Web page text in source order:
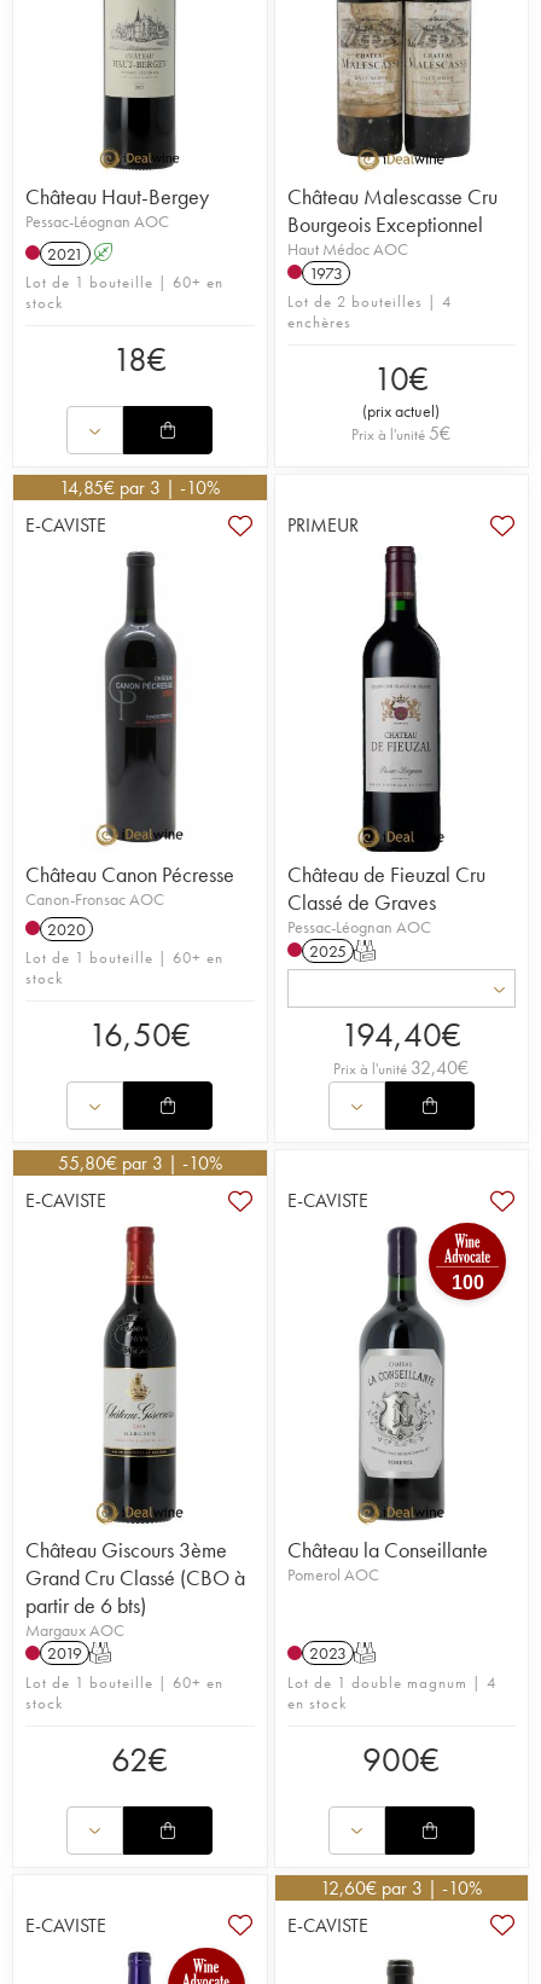
Château Haut-Bergey
Pessac-Léognan AOC
2021
A
Lot de 1 bouteille | 60+ en
stock
18€
Château Malescasse Cru
Bourgeois Exceptionnel
Haut Médoc AOC
1973
Lot de 2 bouteilles | 4
enchères
10€
(prix actuel)
Prix à l'unité 5€
14,85€ par 3 | -10%
E-CAVISTE
Château Canon Pécresse
Canon-Fronsac AOC
2020
Lot de 1 bouteille | 60+ en
stock
16,50€
PRIMEUR
Château de Fieuzal Cru
Classé de Graves
Pessac-Léognan AOC
2025 T
194,40€
Prix à l'unité 32,40€
55,80€ par 3 | -10%
E-CAVISTE
Château Giscours 3ème
Grand Cru Classé (CBO à
partir de 6 bts)
Margaux AOC
2019 T
Lot de 1 bouteille | 60+ en
stock
62€
E-CAVISTE
100
Château la Conseillante
Pomerol AOC
2023 T
Lot de 1 double magnum | 4
en stock
900€
E-CAVISTE
12,60€ par 3 | -10%
E-CAVISTE